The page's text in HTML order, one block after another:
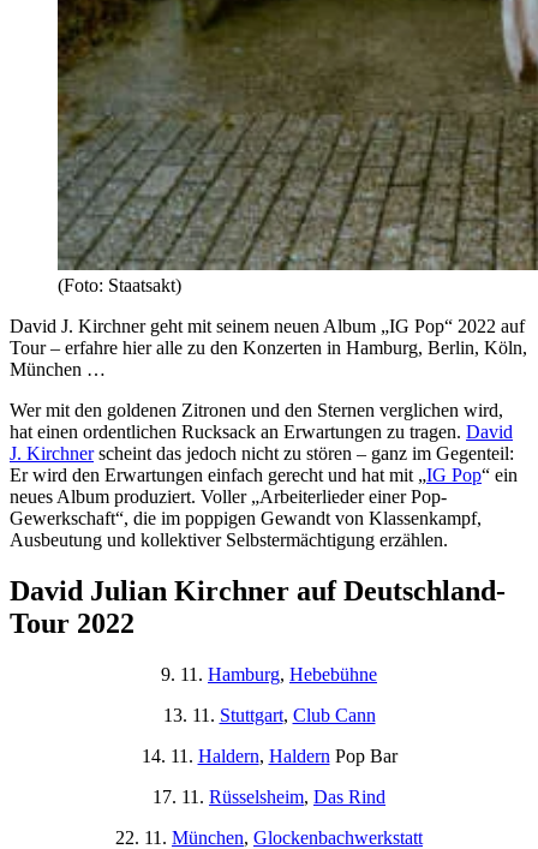
(Foto: Staatsakt)
David J. Kirchner geht mit seinem neuen Album „IG Pop“ 2022 auf
Tour – erfahre hier alle zu den Konzerten in Hamburg, Berlin, Köln,
München …
Wer mit den goldenen Zitronen und den Sternen verglichen wird,
hat einen ordentlichen Rucksack an Erwartungen zu tragen. David
J. Kirchnerscheint das jedoch nicht zu stören – ganz im Gegenteil:
Er wird den Erwartungen einfach gerecht und hat mit „IG Pop“ ein
neues Album produziert. Voller „Arbeiterlieder einer Pop-
Gewerkschaft“, die im poppigen Gewandt von Klassenkampf,
Ausbeutung und kollektiver Selbstermächtigung erzählen.
David Julian Kirchner auf Deutschland-
Tour 2022
9. 11. Hamburg, Hebebühne
13. 11. Stuttgart, Club Cann
14. 11. Haldern, Haldern Pop Bar
17. 11. Rüsselsheim, Das Rind
22. 11. München, Glockenbachwerkstatt